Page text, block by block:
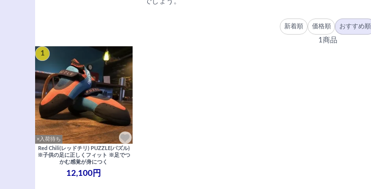
新着順 価格順 おすすめ順
1商品
1
×入荷待ち
Red Chili(レッドチリ) PUZZLE(パズル)
※子供の足に正しくフィット ※足でつ
かむ感覚が身につく
12,100円